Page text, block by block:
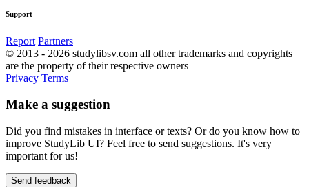
Support
Report Partners
© 2013 - 2026 studylibsv.com all other trademarks and copyrights
are the property of their respective owners
Privacy Terms
Make a suggestion
Did you find mistakes in interface or texts? Or do you know how to
improve StudyLib UI? Feel free to send suggestions. It's very
important for us!
Send feedback